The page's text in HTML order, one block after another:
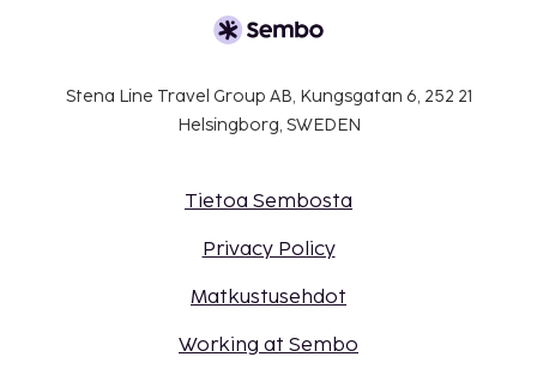
Stena Line Travel Group AB, Kungsgatan 6, 252 21
Helsingborg, SWEDEN
Tietoa Sembosta
Privacy Policy
Matkustusehdot
Working at Sembo